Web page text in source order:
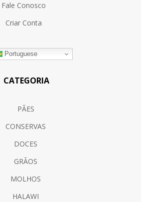
Fale Conosco
Criar Conta
Portuguese
CATEGORIA
PÃES
CONSERVAS
DOCES
GRÃOS
MOLHOS
HALAWI